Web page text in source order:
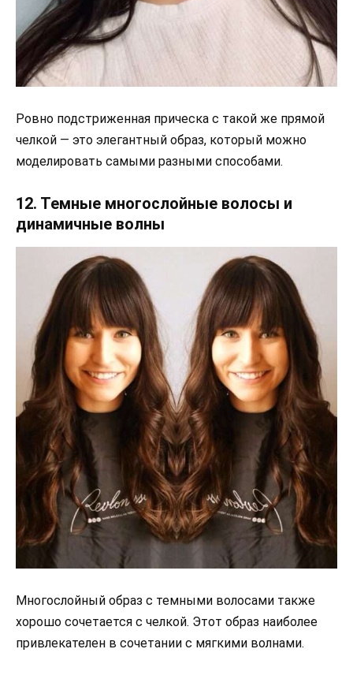
Ровно подстриженная прическа с такой же прямой
челкой — это элегантный образ, который можно
моделировать самыми разными способами.
12. Темные многослойные волосы и
динамичные волны
Многослойный образ с темными волосами также
хорошо сочетается с челкой. Этот образ наиболее
привлекателен в сочетании с мягкими волнами.